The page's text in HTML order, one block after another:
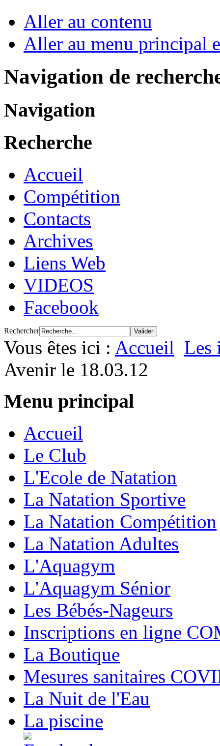
Aller au contenu
Aller au menu principal
Navigation de
Navigation
Recherche
Accueil
Compétition
Contacts
Archives
Liens Web
VIDEOS
Facebook
Rechercher
Vous êtes ici : Accueil Les
Avenir le 18.03.12
Menu principal
Accueil
Le Club
L'Ecole de Natation
La Natation Sportive
La Natation Compétition
La Natation Adultes
L'Aquagym
L'Aquagym Sénior
Les Bébés-Nageurs
Inscriptions en ligne
La Boutique
Mesures sanitaires
La Nuit de l'Eau
La piscine